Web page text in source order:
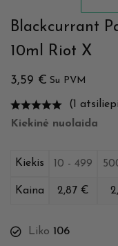
Blackcurrant
10ml Riot X
3,59 € Su PVM
(1
Kiekinė nuolaida
Kiekis 10 - 499
Kaina 2,87 €
Liko 106